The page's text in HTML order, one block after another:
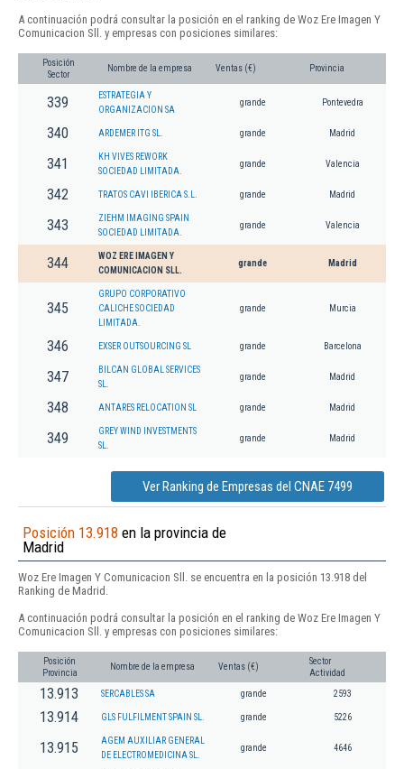
A continuación podrá consultar la posición en el ranking de Woz Ere Imagen Y
Comunicacion Sll. y empresas con posiciones similares:
Posición
Sector
Nombre de la empresa Ventas (€) Provincia
339
ESTRATEGIA Y
ORGANIZACION SA
grande Pontevedra
340 ARDEMER ITG SL. grande Madrid
341
KH VIVES REWORK
SOCIEDAD LIMITADA.
grande Valencia
342 TRATOS CAVI IBERICA S.L. grande Madrid
343
ZIEHM IMAGING SPAIN
SOCIEDAD LIMITADA.
grande Valencia
344
WOZ ERE IMAGEN Y
COMUNICACION SLL.
grande Madrid
345
GRUPO CORPORATIVO
CALICHE SOCIEDAD
LIMITADA.
grande Murcia
346 EXSER OUTSOURCING SL grande Barcelona
347
BILCAN GLOBAL SERVICES
SL.
grande Madrid
348 ANTARES RELOCATION SL grande Madrid
349
GREY WIND INVESTMENTS
SL.
grande Madrid
Ver Ranking de Empresas del CNAE 7499
Posición 13.918 en la provincia de
Madrid
Woz Ere Imagen Y Comunicacion Sll. se encuentra en la posición 13.918 del
Ranking de Madrid.
A continuación podrá consultar la posición en el ranking de Woz Ere Imagen Y
Comunicacion Sll. y empresas con posiciones similares:
Posición
Provincia
Nombre de la empresa Ventas (€)
Sector
Actividad
13.913 SERCABLES SA grande 2593
13.914 GLS FULFILMENT SPAIN SL. grande 5226
13.915
AGEM AUXILIAR GENERAL
DE ELECTROMEDICINA SL.
grande 4646